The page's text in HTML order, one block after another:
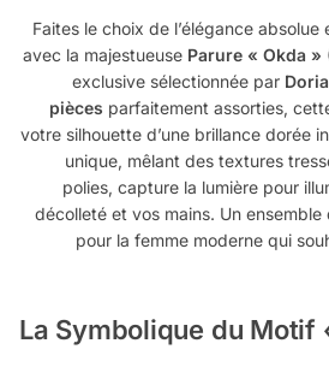
Faites le choix de l’élégance
avec la majestueuse Parure « Okda »
exclusive sélectionnée par
pièces parfaitement assorties,
votre silhouette d’une brillance dorée
unique, mêlant des textures
polies, capture la lumière pour
décolleté et vos mains. Un
pour la femme moderne qui
La Symbolique du Motif